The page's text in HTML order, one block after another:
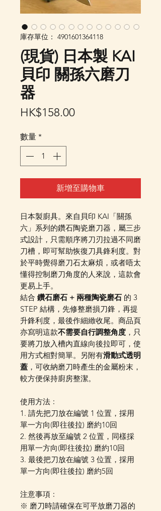
庫存單位： 4901601364118
(現貨) 日本製 KAI
貝印 關孫六磨刀
器
HK$158.00價
數量 *
新增至購物車
日本製廚具。來自貝印 KAI「關孫
六」系列的鑽石陶瓷磨刀器，屬三步
式設計，只需順序將刀刃拉過不同磨
刀槽，即可幫助恢復刀具鋒利度。對
於平時覺得磨刀石太麻煩，或者唔太
懂得控制磨刀角度的人來說，這款會
更易上手。
結合 鑽石磨石 + 兩種陶瓷磨石 的 3
STEP 結構，先修整磨損刀鋒，再提
升鋒利度，最後作細緻收尾。商品頁
亦寫明這款不需要自行調整角度 ，只
要將刀放入槽內直線向後拉即可，使
用方式相對簡單。另附有滑動式透明
蓋 ，可收納磨刀時產生的金屬粉末，
較方便保持廚房整潔。
使用方法﹕
1. 請先把刀放在編號 1 位置，採用
單一方向(即往後拉) 磨約10回
2. 然後再放至編號 2 位置，同樣採
用單一方向(即往後拉) 磨約10回
3. 最後把刀放在編號 3 位置，採用
單一方向(即往後拉) 磨約5回
注意事項﹕
※ 磨刀時請確保在可平放磨刀器的